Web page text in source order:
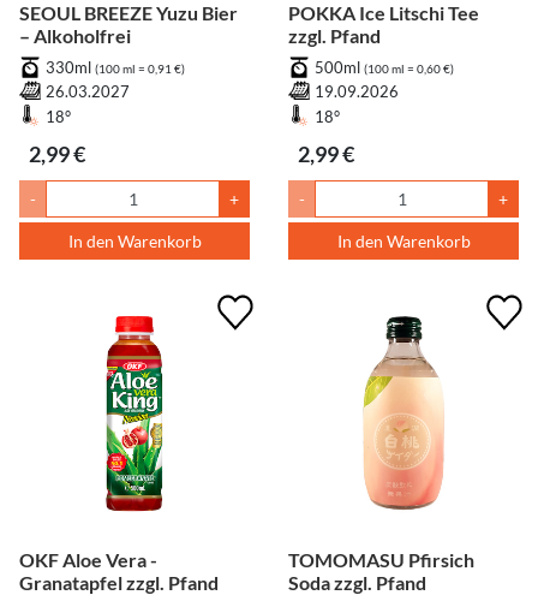
SEOUL BREEZE Yuzu Bier
– Alkoholfrei
330ml (100 ml = 0,91 €)
26.03.2027
18°
2,99 €
- +
In den Warenkorb
POKKA Ice Litschi Tee
zzgl. Pfand
500ml (100 ml = 0,60 €)
19.09.2026
18°
2,99 €
- +
In den Warenkorb
OKF Aloe Vera -
Granatapfel zzgl. Pfand
TOMOMASU Pfirsich
Soda zzgl. Pfand